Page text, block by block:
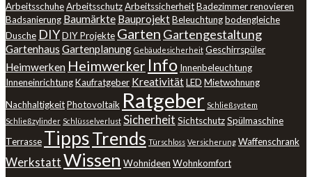
ArbeitsschuheArbeitsschutzArbeitssicherheitBadezimmer renovieren
Badsanierung Baumärkte BauprojektBeleuchtungbodengleiche
Dusche DIYDIY Projekte Garten Gartengestaltung
Gartenhaus Gartenplanung Gebäudesicherheit Geschirrspüler
Heimwerken Heimwerker Info Innenbeleuchtung
InneneinrichtungKaufratgeber KreativitätLED Mietwohnung
NachhaltigkeitPhotovoltaik Ratgeber Schließsystem
Schließzylinder Schlüsselverlust Sicherheit SichtschutzSpülmaschine
Terrasse TippsTrends Türschloss Versicherung Waffenschrank
WerkstattWissen Wohnideen Wohnkomfort